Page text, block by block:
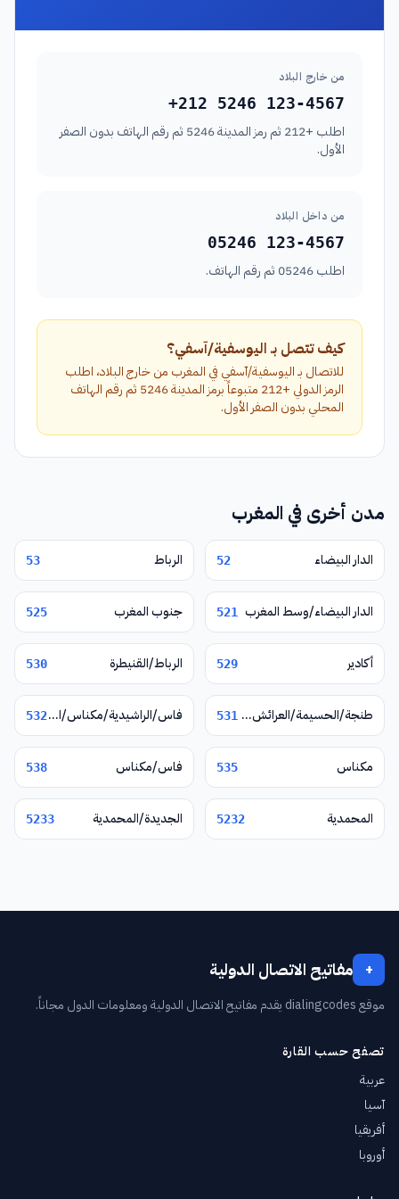
من خارج البلاد
+212 5246 123-4567
اطلب +212 ثم رمز المدينة 5246 ثم رقم الهاتف بدون الصفر
الأول.
من داخل البلاد
05246 123-4567
اطلب 05246 ثم رقم الهاتف.
كيف تتصل بـ اليوسفية/آسفي؟
للاتصال بـ اليوسفية/آسفي في المغرب من خارج البلاد، اطلب
الرمز الدولي +212 متبوعاً برمز المدينة 5246 ثم رقم الهاتف
المحلي بدون الصفر الأول.
مدن أخرى في المغرب
الدار البيضاء 52 الرباط 53
الدار البيضاء/وسط المغرب 521 جنوب المغرب 525
أكادير 529 الرباط/القنيطرة 530
طنجة/الحسيمة/العرائش/تطوان/شفشاون 531 فاس/الراشيدية/مكناس/الناظور/وجدة/تازة532
مكناس 535 فاس/مكناس 538
المحمدية 5232 الجديدة/المحمدية 5233
+ مفاتيح الاتصال الدولية
موقع dialingcodes يقدم مفاتيح الاتصال الدولية ومعلومات الدول مجاناً.
تصفح حسب القارة
عربية
آسيا
أفريقيا
أوروبا